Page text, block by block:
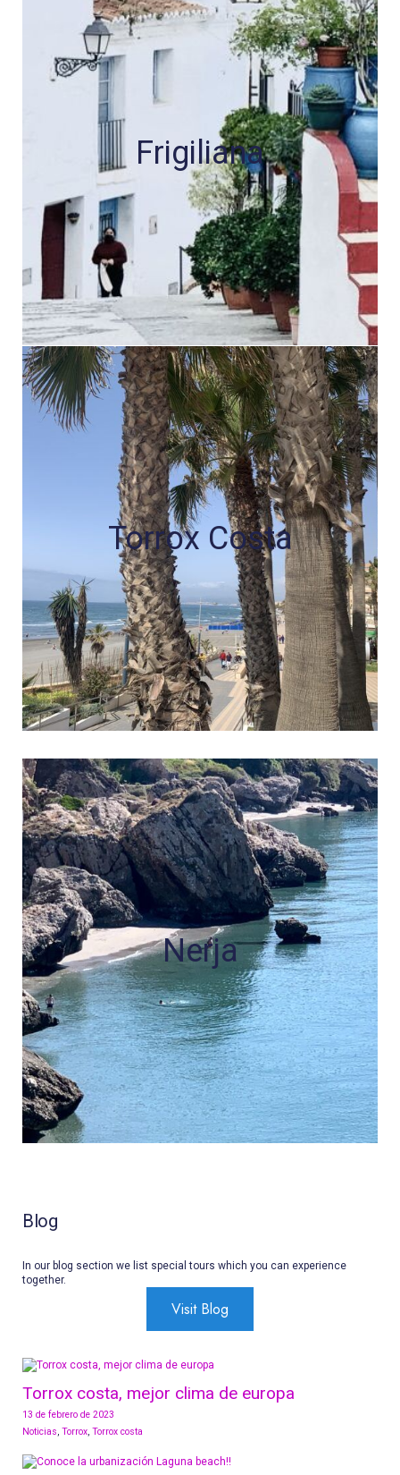
Frigiliana
Torrox Costa
Nerja
Blog
In our blog section we list special tours which you can experience
together.
Visit Blog
Torrox costa, mejor clima de europa
13 de febrero de 2023
Noticias, Torrox, Torrox costa